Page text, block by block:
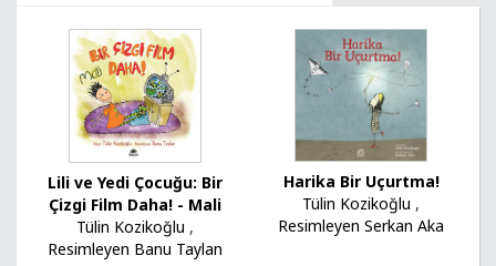
Lili ve Yedi Çocuğu: Bir
Çizgi Film Daha! - Mali
Tülin Kozikoğlu ,
Resimleyen Banu Taylan
Harika Bir Uçurtma!
Tülin Kozikoğlu ,
Resimleyen Serkan Aka